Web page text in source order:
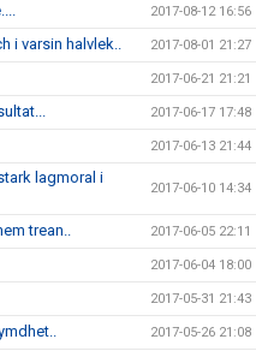
2017-08-12 16:56
i varsin halvlek.. 2017-08-01 21:27
2017-06-21 21:21
2017-06-17 17:48
2017-06-13 21:44
lagmoral i
2017-06-10 14:34
trean.. 2017-06-05 22:11
2017-06-04 18:00
2017-05-31 21:43
2017-05-26 21:08